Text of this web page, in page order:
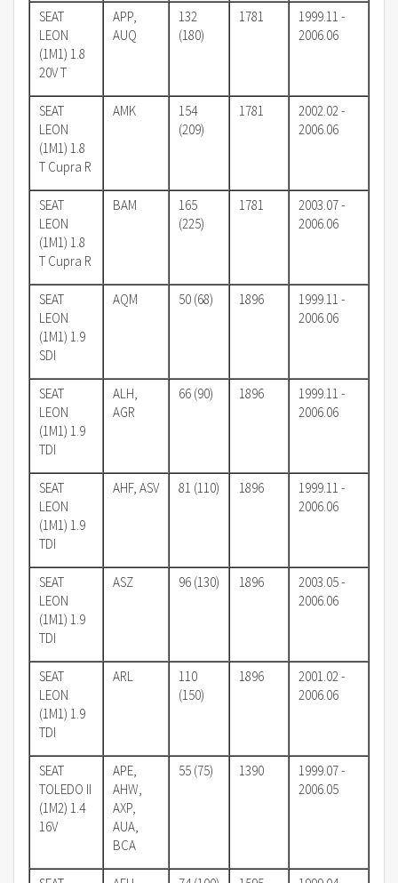
SEAT
LEON
(1M1) 1.8
20V T
APP,
AUQ
132
(180)
1781
1999.11 -
2006.06
SEAT
LEON
(1M1) 1.8
T Cupra R
AMK
154
(209)
1781
2002.02 -
2006.06
SEAT
LEON
(1M1) 1.8
T Cupra R
BAM
165
(225)
1781
2003.07 -
2006.06
SEAT
LEON
(1M1) 1.9
SDI
AQM 50 (68) 1896
1999.11 -
2006.06
SEAT
LEON
(1M1) 1.9
TDI
ALH,
AGR
66 (90) 1896
1999.11 -
2006.06
SEAT
LEON
(1M1) 1.9
TDI
AHF, ASV 81 (110) 1896
1999.11 -
2006.06
SEAT
LEON
(1M1) 1.9
TDI
ASZ 96 (130) 1896
2003.05 -
2006.06
SEAT
LEON
(1M1) 1.9
TDI
ARL
110
(150)
1896
2001.02 -
2006.06
SEAT
TOLEDO II
(1M2) 1.4
16V
APE,
AHW,
AXP,
AUA,
BCA
55 (75) 1390
1999.07 -
2006.05